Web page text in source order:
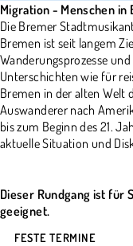
Migration - Menschen in
Die Bremer
Bremen ist seit langem
Wanderungsprozesse
Unterschichten wie für
Bremen in der alten Welt
Auswanderer nach
bis zum Beginn des 21.
aktuelle Situation und
Dieser Rundgang ist für
geeignet.
FESTE TERMINE